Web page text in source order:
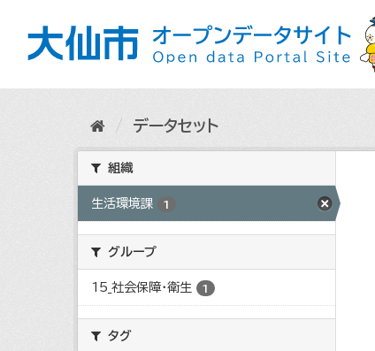
データセット
組織
生活環境課 1
グループ
15_社会保障・衛生 1
タグ